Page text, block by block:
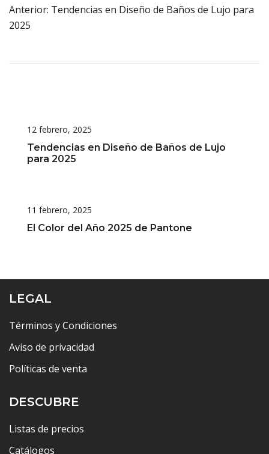
Navegación
de
Anterior: Tendencias en Diseño de Baños de Lujo para
2025
12 febrero, 2025
Tendencias en Diseño de Baños de Lujo
para 2025
11 febrero, 2025
El Color del Año 2025 de Pantone
LEGAL
Términos y Condiciones
Aviso de privacidad
Políticas de venta
DESCUBRE
Listas de precios
Catálogos